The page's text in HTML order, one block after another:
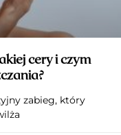
cery i czym
zabieg, który